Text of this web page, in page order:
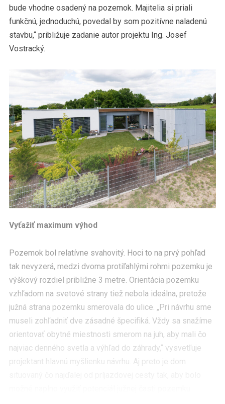
bude vhodne osadený na pozemok. Majitelia si priali
funkčnú, jednoduchú, povedal by som pozitívne naladenú
stavbu,“ približuje zadanie autor projektu Ing. Josef
Vostracký.
Vyťažiť maximum výhod
Pozemok bol relatívne svahovitý. Hoci to na prvý pohľad
tak nevyzerá, medzi dvoma protiľahlými rohmi pozemku je
výškový rozdiel približne 3 metre. Orientácia pozemku
vzhľadom na svetové strany tiež nebola ideálna, pretože
južná strana pozemku smerovala do ulice. „Pri návrhu sme
museli zohľadniť dve zásadné špecifiká. Vždy sa snažíme
orientovať obytné miestnosti smerom na juh, aby mali čo
najviac denného svetla a výhľad do záhrady,“ vysvetľuje
projektant hlavnú myšlienku návrhu. Aj preto je dom